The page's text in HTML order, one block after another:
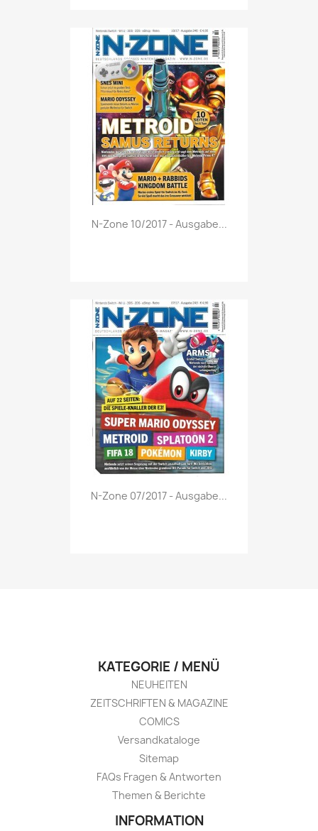
Vorschau
N-Zone 10/2017 - Ausgabe...
Vorschau
N-Zone 07/2017 - Ausgabe...
KATEGORIE / MENÜ
NEUHEITEN
ZEITSCHRIFTEN & MAGAZINE
COMICS
Versandkataloge
Sitemap
FAQs Fragen & Antworten
Themen & Berichte
INFORMATION